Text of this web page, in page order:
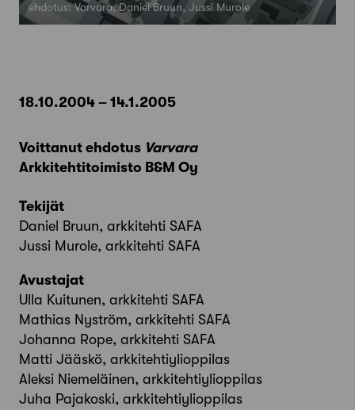
ehdotus: Varvara, Daniel Bruun, Jussi Murole
18.10.2004 – 14.1.2005
Voittanut ehdotus Varvara
Arkkitehtitoimisto B&M Oy
Tekijät
Daniel Bruun, arkkitehti SAFA
Jussi Murole, arkkitehti SAFA
Avustajat
Ulla Kuitunen, arkkitehti SAFA
Mathias Nyström, arkkitehti SAFA
Johanna Rope, arkkitehti SAFA
Matti Jääskö, arkkitehtiylioppilas
Aleksi Niemeläinen, arkkitehtiylioppilas
Juha Pajakoski, arkkitehtiylioppilas